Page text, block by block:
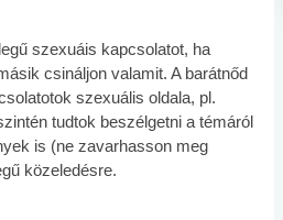
szexuáis kapcsolatot, ha
csináljon valamit. A barátnőd
szexuális oldala, pl.
tudtok beszélgetni a témáról
is (ne zavarhasson meg
közeledésre.